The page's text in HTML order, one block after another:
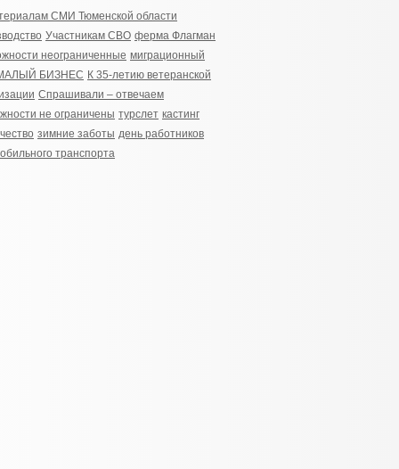
СМИ Тюменской области
Участникам СВО ферма Флагман
неограниченные миграционный
БИЗНЕС К 35-летию ветеранской
Спрашивали – отвечаем
не ограничены турслет кастинг
зимние заботы день работников
транспорта